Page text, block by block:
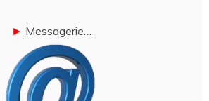
► Messagerie…